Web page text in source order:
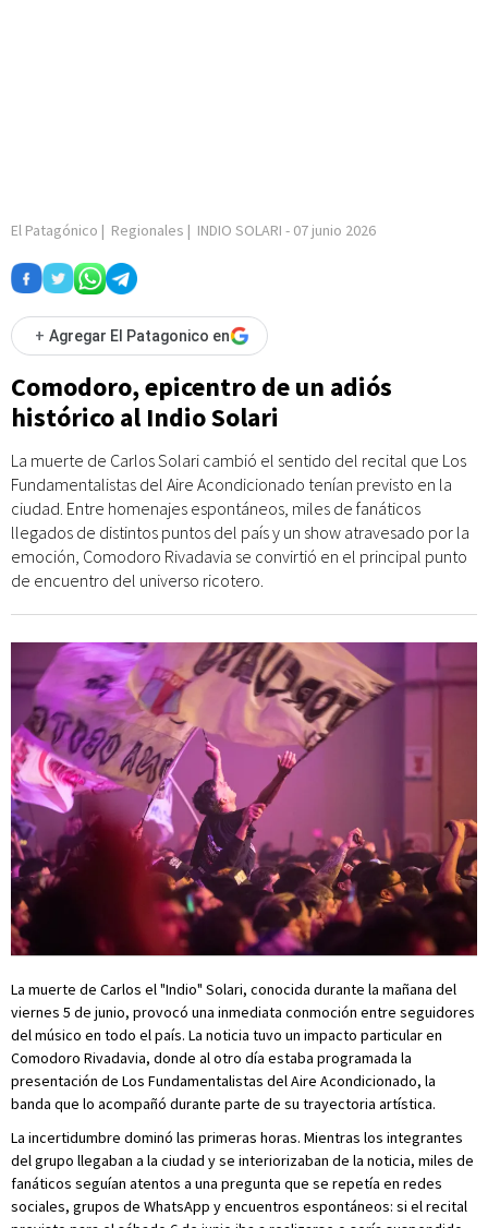
El Patagónico | Regionales | INDIO SOLARI - 07 junio 2026
+ Agregar El Patagonico en
Comodoro, epicentro de un adiós
histórico al Indio Solari
La muerte de Carlos Solari cambió el sentido del recital que Los
Fundamentalistas del Aire Acondicionado tenían previsto en la
ciudad. Entre homenajes espontáneos, miles de fanáticos
llegados de distintos puntos del país y un show atravesado por la
emoción, Comodoro Rivadavia se convirtió en el principal punto
de encuentro del universo ricotero.
La muerte de Carlos el "Indio" Solari, conocida durante la mañana del
viernes 5 de junio, provocó una inmediata conmoción entre seguidores
del músico en todo el país. La noticia tuvo un impacto particular en
Comodoro Rivadavia, donde al otro día estaba programada la
presentación de Los Fundamentalistas del Aire Acondicionado, la
banda que lo acompañó durante parte de su trayectoria artística.
La incertidumbre dominó las primeras horas. Mientras los integrantes
del grupo llegaban a la ciudad y se interiorizaban de la noticia, miles de
fanáticos seguían atentos a una pregunta que se repetía en redes
sociales, grupos de WhatsApp y encuentros espontáneos: si el recital